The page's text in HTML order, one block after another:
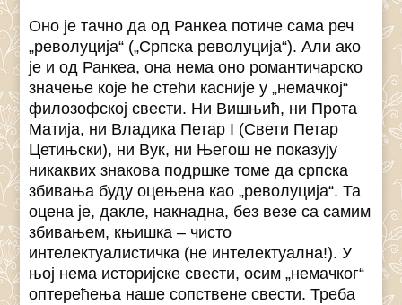
Оно је тачно да од Ранкеа потиче сама реч
„револуција“ („Српска револуција“). Али ако
је и од Ранкеа, она нема оно романтичарско
значење које ће стећи касније у „немачкој“
филозофској свести. Ни Вишњић, ни Прота
Матија, ни Владика Петар I (Свети Петар
Цетињски), ни Вук, ни Његош не показују
никаквих знакова подршке томе да српска
збивања буду оцењена као „револуција“. Та
оцена је, дакле, накнадна, без везе са самим
збивањем, књишка – чисто
интелектуалистичка (не интелектуална!). У
њој нема историјске свести, осим „немачког“
оптерећења наше сопствене свести. Треба